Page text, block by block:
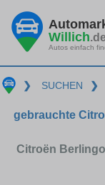
Willich
Autos einfach
❯ SUCHEN ❯
gebrauchte
Citroën